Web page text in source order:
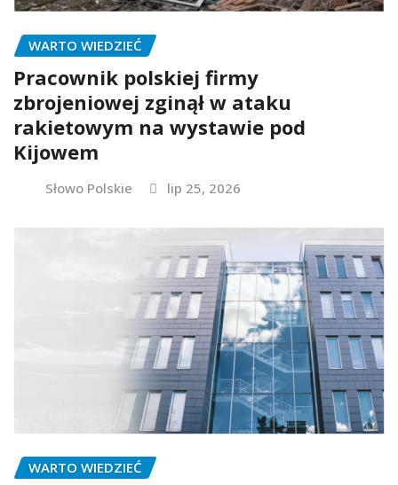
WARTO WIEDZIEĆ
Pracownik polskiej firmy
zbrojeniowej zginął w ataku
rakietowym na wystawie pod
Kijowem
Słowo Polskie lip 25, 2026
WARTO WIEDZIEĆ